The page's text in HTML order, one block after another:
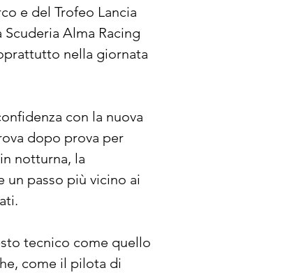
e del Trofeo Lancia
Alma Racing
nella giornata
con la nuova
dopo prova per
notturna, la
passo più vicino ai
tecnico come quello
come il pilota di